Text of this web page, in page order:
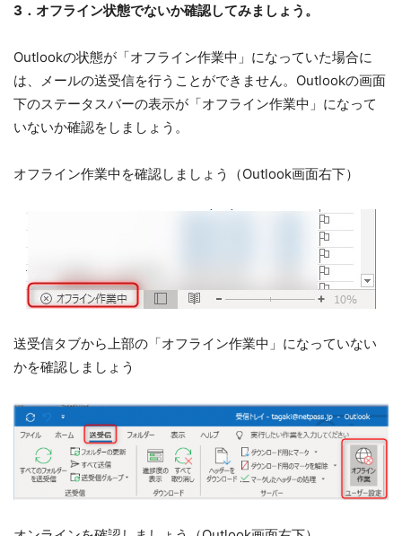
3．オフライン状態でないか確認してみましょう。
Outlookの状態が「オフライン作業中」になっていた場合に
は、メールの送受信を行うことができません。Outlookの画面
下のステータスバーの表示が「オフライン作業中」になって
いないか確認をしましょう。
オフライン作業中を確認しましょう（Outlook画面右下）
送受信タブから上部の「オフライン作業中」になっていない
かを確認しましょう